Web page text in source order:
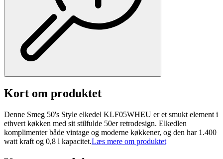
Kort om produktet
Denne Smeg 50's Style elkedel KLF05WHEU er et smukt element i
ethvert køkken med sit stilfulde 50er retrodesign. Elkedlen
komplimenter både vintage og moderne køkkener, og den har 1.400
watt kraft og 0,8 l kapacitet.Læs mere om produktet